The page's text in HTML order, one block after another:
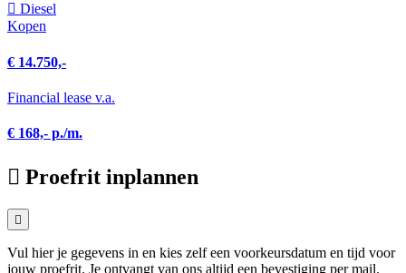
Diesel
Kopen
€ 14.750,-
Financial lease v.a.
€ 168,- p./m.
Proefrit inplannen
Vul hier je gegevens in en kies zelf een voorkeursdatum en tijd voor
jouw proefrit. Je ontvangt van ons altijd een bevestiging per mail.